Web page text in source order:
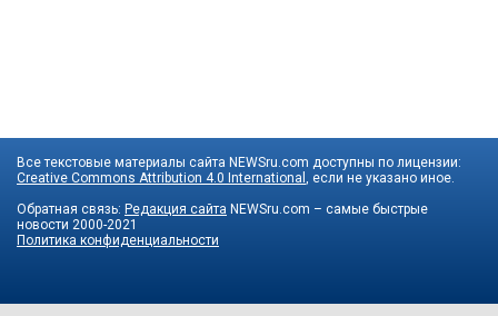
Все текстовые материалы сайта NEWSru.com доступны по лицензии:
Creative Commons Attribution 4.0 International
, если не указано иное.
Обратная связь: Редакция сайта NEWSru.com – самые быстрые
новости 2000-2021
Политика конфиденциальности